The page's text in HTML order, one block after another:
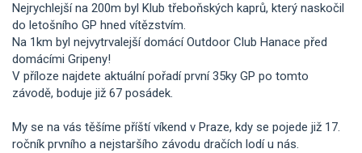
Nejrychlejší na 200m byl Klub třeboňských kaprů, který naskočil
do letošního GP hned vítězstvím.
Na 1km byl nejvytrvalejší domácí Outdoor Club Hanace před
domácími Gripeny!
V příloze najdete aktuální pořadí první 35ky GP po tomto
závodě, boduje již 67 posádek.
My se na vás těšíme příští víkend v Praze, kdy se pojede již 17.
ročník prvního a nejstaršího závodu dračích lodí u nás.